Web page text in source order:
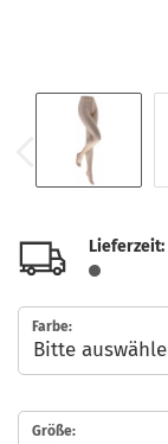
Lieferzeit:
Farbe:
Größe: